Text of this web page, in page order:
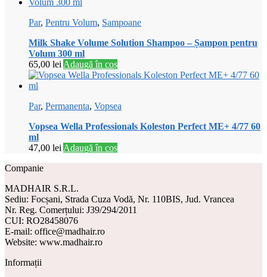
Par, Pentru Volum, Sampoane
Milk Shake Volume Solution Shampoo – Șampon pentru
Volum 300 ml
65,00 lei Adaugă în coș
Par, Permanenta, Vopsea
Vopsea Wella Professionals Koleston Perfect ME+ 4/77 60
ml
47,00 lei Adaugă în coș
Companie
MADHAIR S.R.L.
Sediu: Focșani, Strada Cuza Vodă, Nr. 110BIS, Jud. Vrancea
Nr. Reg. Comerțului: J39/294/2011
CUI: RO28458076
E-mail: office@madhair.ro
Website: www.madhair.ro
Informații